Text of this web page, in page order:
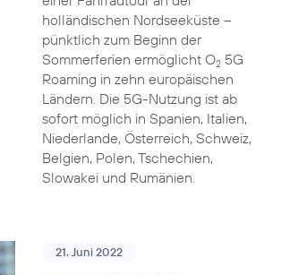
holländischen Nordseeküste –
pünktlich zum Beginn der
Sommerferien ermöglicht O25G
Roaming in zehn europäischen
Ländern. Die 5G-Nutzung ist ab
sofort möglich in Spanien, Italien,
Niederlande, Österreich, Schweiz,
Belgien, Polen, Tschechien,
Slowakei und Rumänien.
21. Juni 2022